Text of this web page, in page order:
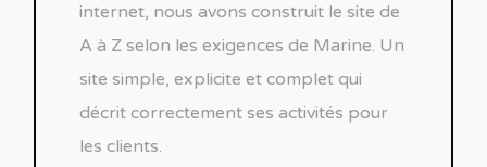
internet, nous avons construit le site de
A à Z selon les exigences de Marine. Un
site simple, explicite et complet qui
décrit correctement ses activités pour
les clients.